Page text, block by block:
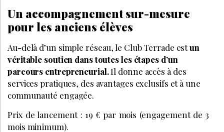
Un accompagnement sur-mesure
pour les anciens élèves
Au-delà d’un simple réseau, le Club Terrade estun
véritable soutien dans toutes les étapes d’un
parcours entrepreneurial.Il donne accès à des
services pratiques, des avantages exclusifs et à une
communauté engagée.
Prix de lancement : 19 € par mois (engagement de 3
mois minimum).